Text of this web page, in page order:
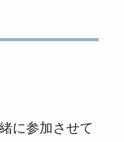
に参加させて